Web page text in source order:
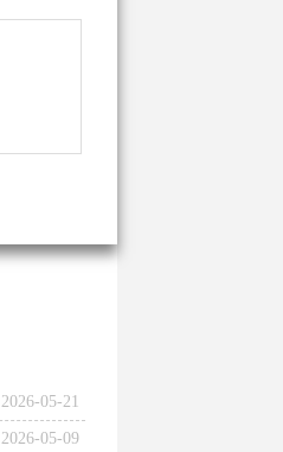
2026-05-21
2026-05-09